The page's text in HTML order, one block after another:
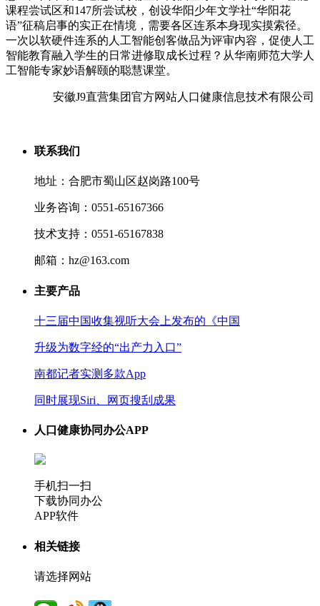
课程尝试区和147所尝试校，创设华阳少年文学社“华阳花
语”征稿启事的实正在情境，需要各区连系本身现实摸索径。
一次以软硬件连系的人工智能创客做品为评审内容，促使人工
智能教育融入学生的日常进修取成长过程？从华南师范大学人
工智能专家妙语解颐的聪慧课堂。
安徽J9直营集团官方网站人口健康信息技术有限公司
联系我们
地址：合肥市蜀山区赵岗路100号
业务咨询：0551-65167366
技术支持：0551-65167838
邮箱：hz@163.com
主要产品
十三届中国收集视听大会上发布的《中国
升级为数字经的“出产力入口”
南都记者实测多款App
同时展现Siri、网页搜刮成果
人口健康协同办公APP
手机扫一扫
下载协同办公
APP软件
相关链接
请选择网站